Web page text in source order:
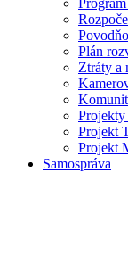
Plán
Ztráty a
Projekty
Projekt
Projekt
Samospráva